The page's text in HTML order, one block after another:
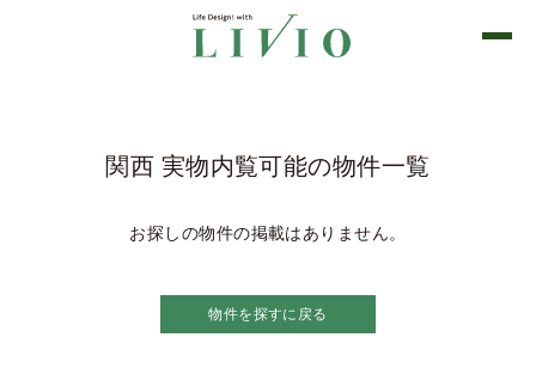
関西 実物内覧可能の物件一覧
お探しの物件の掲載はありません。
物件を探すに戻る